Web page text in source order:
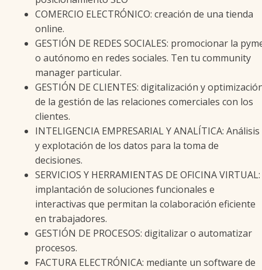
COMERCIO ELECTRÓNICO: creación de una tienda
online.
GESTIÓN DE REDES SOCIALES: promocionar la
o autónomo en redes sociales. Ten tu community
manager particular.
GESTIÓN DE CLIENTES: digitalización y
de la gestión de las relaciones comerciales con los
clientes.
INTELIGENCIA EMPRESARIAL Y ANALÍTICA: Análisis
y explotación de los datos para la toma de
decisiones.
SERVICIOS Y HERRAMIENTAS DE OFICINA VIRTUAL:
implantación de soluciones funcionales e
interactivas que permitan la colaboración eficiente
en trabajadores.
GESTIÓN DE PROCESOS: digitalizar o automatizar
procesos.
FACTURA ELECTRÓNICA: mediante un software de